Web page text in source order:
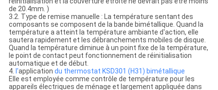
de 20.4mm. )
3.2. Type de remise manuelle : La température sentant des
composants se composent de la bande bimétallique. Quand la
température a atteint la température ambiante d'action, elle
sautera rapidement et les débranchements mobiles de disque.
Quand la température diminue à un point fixe de la température,
le point de contact peut fonctionnement de réinitialisation
automatique et de début.
4. l'application du thermostat KSD301 (H31) bimétallique
Elle est employée comme contrôle de température pour les
appareils électriques de ménage et largement appliquée dans